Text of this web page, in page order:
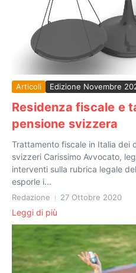
Articoli Edizione Novembre
Residenza fiscale e
pensione svizzera
Trattamento fiscale in Italia dei
svizzeri Carissimo Avvocato,
interventi sulla rubrica legale
esporle i...
Redazione 27 Ottobre 2020
Leggi di più